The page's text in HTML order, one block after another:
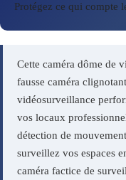
Protégez ce qui compte
Cette caméra dôme de
fausse caméra
vidéosurveillance
vos locaux
détection de
surveillez vos espaces
caméra factice de